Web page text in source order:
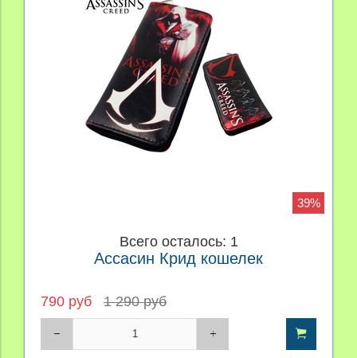
39%
Всего осталось: 1
Ассасин Крид кошелек
790 руб 1 290 руб